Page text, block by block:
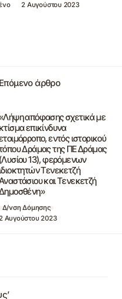
2 Αυγούστου 2023
Επόμενο άρθρο
απόφασης σχετικά με
επικίνδυνα
εντός ιστορικού
Δράμας της ΠΕ Δράμας
(Λυσίου 13), φερόμενων
Τενεκετζή
και Τενεκετζή
Δ/νση Δόμησης
Αυγούστου 2023